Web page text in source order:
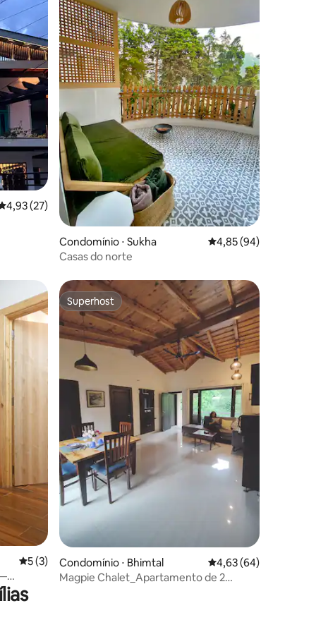
de uma avaliação média de 5, 27 avaliações
4,93 (27)
Condomínio ⋅ Sukha 4,85 de uma
4,85 (94)
Casas do norte
5 de uma avaliação média de 5, 3 avaliações
5 (3)
e
Superhost
Superhost
Condomínio ⋅ Bhimtal 4,63 de uma
4,63 (64)
Magpie Chalet_Apartamento de 2